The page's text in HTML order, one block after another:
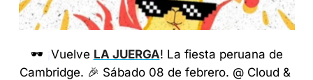
🕶️ Vuelve LA JUERGA! La fiesta peruana de
Cambridge. 🎉 Sábado 08 de febrero. @ Cloud &